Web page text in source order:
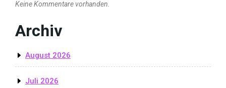
Keine Kommentare vorhanden.
Archiv
August 2026
Juli 2026